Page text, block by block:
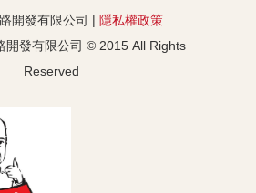
開發有限公司 | 隱私權政策
開發有限公司 © 2015 All Rights
Reserved